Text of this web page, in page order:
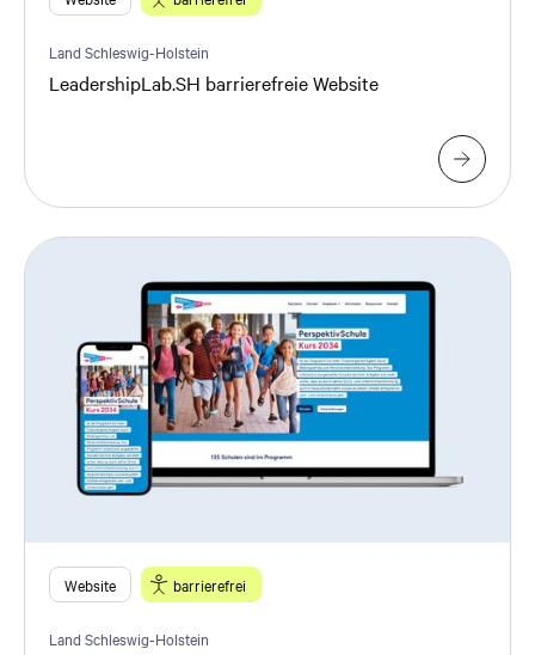
Land Schleswig-Holstein
LeadershipLab.SH barrierefreie Website
Website barrierefrei
Land Schleswig-Holstein